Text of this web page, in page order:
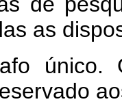
as
único.